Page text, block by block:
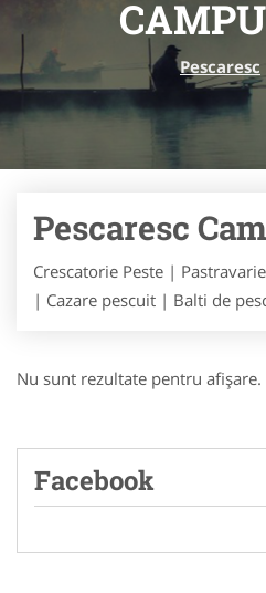
Pescaresc
Pescaresc
Crescatorie Peste |
| Cazare pescuit | Balti de
Nu sunt rezultate pentru afişare.
Facebook